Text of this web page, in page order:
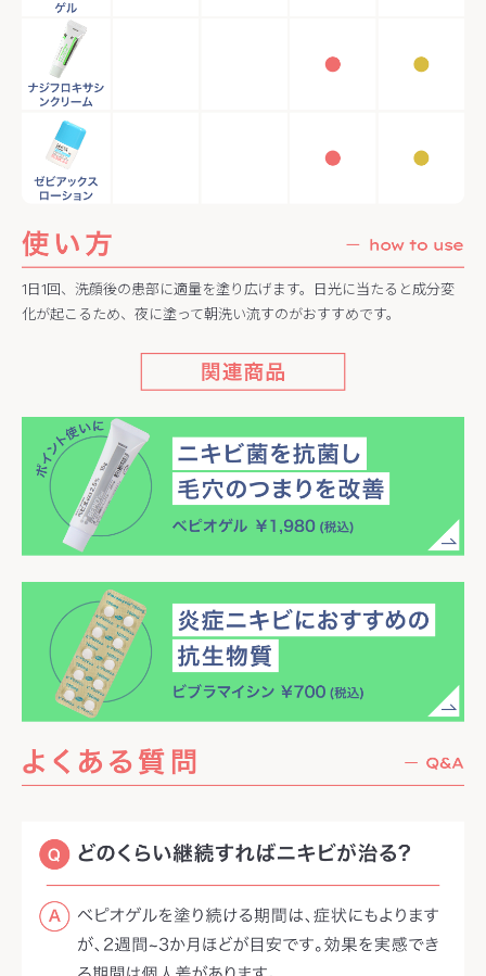
1日1回、洗顔後の患部に適量を塗り広げます。日光に当たると成分変
化が起こるため、夜に塗って朝洗い流すのがおすすめです。